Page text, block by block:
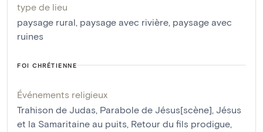
type de lieu
paysage rural paysage avec rivière paysage avec
ruines
FOI CHRÉTIENNE
Événements religieux
Trahison de Judas Parabole de Jésus[scène] Jésus
et la Samaritaine au puits Retour du fils prodigue